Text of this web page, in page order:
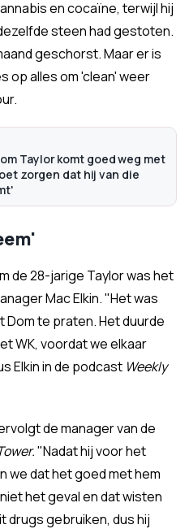
en cocaïne, terwijl hij
steen had gestoten.
geschorst. Maar er is
op alles om 'clean' weer
Taylor komt goed weg met
zorgen dat hij van die
de 28-jarige Taylor was het
Mac Elkin. "Het was
Dom te praten. Het duurde
WK, voordat we elkaar
Elkin in de podcast Weekly
de manager van de
"Nadat hij voor het
we dat het goed met hem
het geval en dat wisten
drugs gebruiken, dus hij